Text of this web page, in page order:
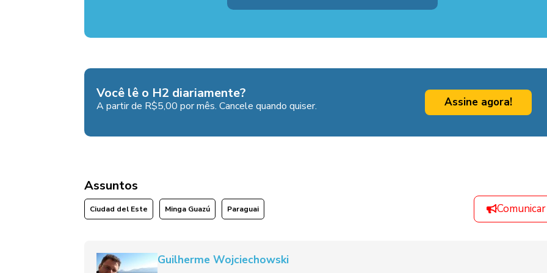
Você lê o H2 diariamente?
A partir de R$5,00 por mês. Cancele quando quiser. Assine agora!
Assuntos
Ciudad del Este Minga Guazú Paraguai
Guilherme Wojciechowski